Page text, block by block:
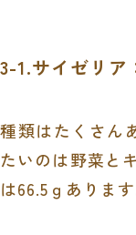
3-1.サイゼリア
種類はたくさん
たいのは野菜と
は66.5 ｇあります